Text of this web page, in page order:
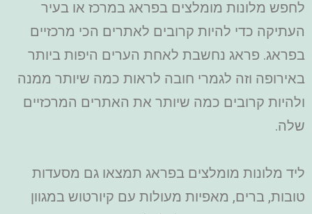
לחפש מלונות מומלצים בפראג במרכז או בעיר
העתיקה כדי להיות קרובים לאתרים הכי מרכזיים
בפראג. פראג נחשבת לאחת הערים היפות ביותר
באירופה וזה לגמרי חובה לראות כמה שיותר ממנה
ולהיות קרובים כמה שיותר את האתרים המרכזיים
שלה.
ליד מלונות מומלצים בפראג תמצאו גם מסעדות
טובות, ברים, מאפיות מעולות עם קיורטוש במגוון